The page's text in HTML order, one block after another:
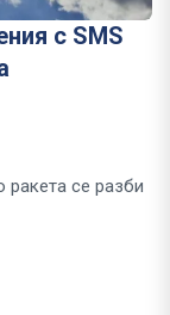
с SMS
ракета се разби